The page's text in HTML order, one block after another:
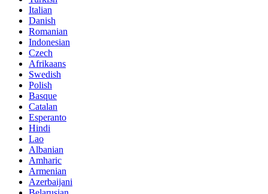
Italian
Danish
Romanian
Indonesian
Czech
Afrikaans
Swedish
Polish
Basque
Catalan
Esperanto
Hindi
Lao
Albanian
Amharic
Armenian
Azerbaijani